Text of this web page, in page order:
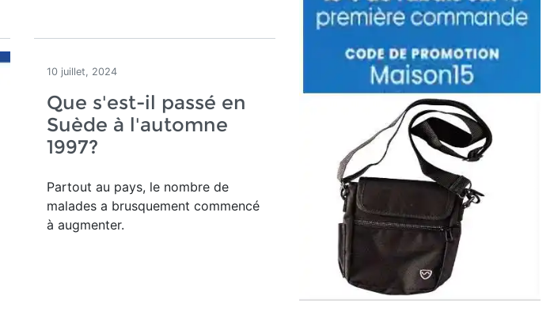
10 juillet, 2024
Que s'est-il passé en
Suède à l'automne
1997?
Partout au pays, le nombre de
malades a brusquement commencé
à augmenter.